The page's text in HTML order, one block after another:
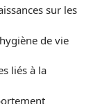
sur les
de vie
liés à la